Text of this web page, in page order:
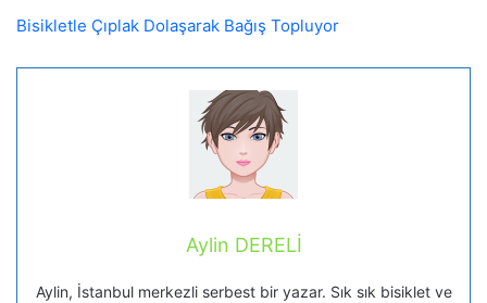
Bisikletle Çıplak Dolaşarak Bağış Topluyor
Aylin DERELİ
Aylin, İstanbul merkezli serbest bir yazar. Sık sık bisiklet ve